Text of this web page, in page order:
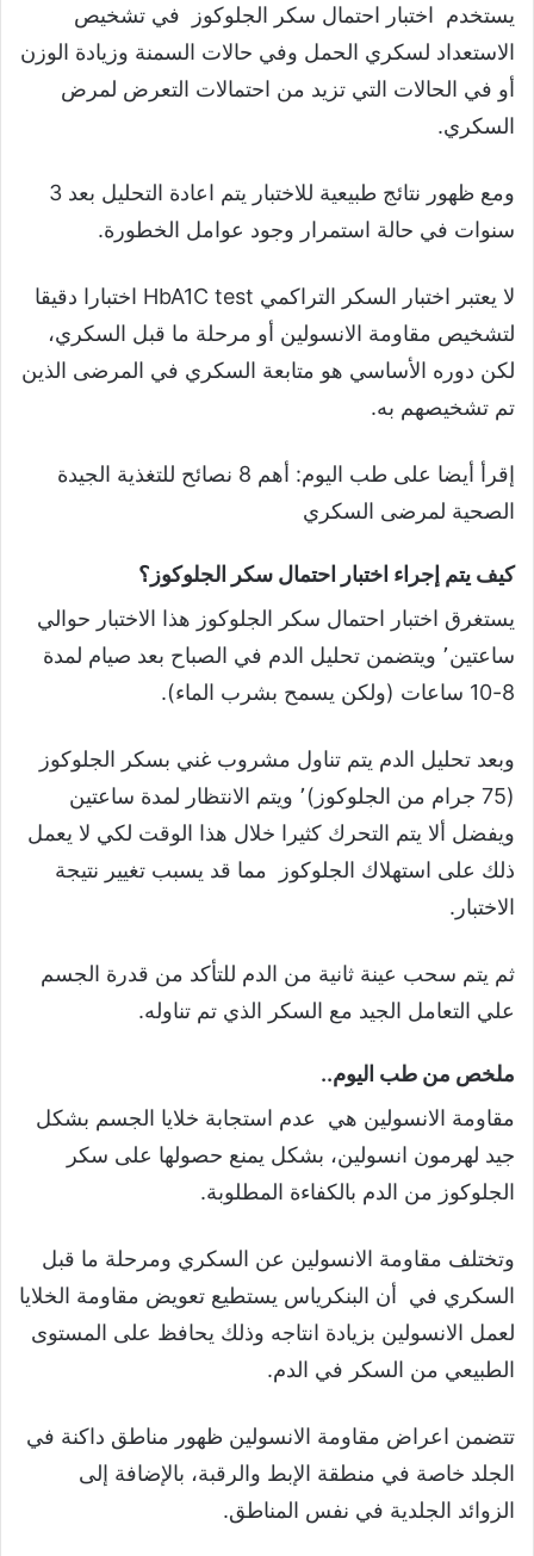
يستخدم اختبار احتمال سكر الجلوكوز في تشخيص
الاستعداد لسكري الحمل وفي حالات السمنة وزيادة الوزن
أو في الحالات التي تزيد من احتمالات التعرض لمرض
السكري.
ومع ظهور نتائج طبيعية للاختبار يتم اعادة التحليل بعد 3
سنوات في حالة استمرار وجود عوامل الخطورة.
لا يعتبر اختبار السكر التراكمي HbA1C test اختبارا دقيقا
لتشخيص مقاومة الانسولين أو مرحلة ما قبل السكري،
لكن دوره الأساسي هو متابعة السكري في المرضى الذين
تم تشخيصهم به.
إقرأ أيضا على طب اليوم: أهم 8 نصائح للتغذية الجيدة
الصحية لمرضى السكري
كيف يتم إجراء اختبار احتمال سكر الجلوكوز؟
يستغرق اختبار احتمال سكر الجلوكوز هذا الاختبار حوالي
ساعتين٬ ويتضمن تحليل الدم في الصباح بعد صيام لمدة
8-10 ساعات (ولكن يسمح بشرب الماء).
وبعد تحليل الدم يتم تناول مشروب غني بسكر الجلوكوز
(75 جرام من الجلوكوز)٬ ويتم الانتظار لمدة ساعتين
ويفضل ألا يتم التحرك كثيرا خلال هذا الوقت لكي لا يعمل
ذلك على استهلاك الجلوكوز مما قد يسبب تغيير نتيجة
الاختبار.
ثم يتم سحب عينة ثانية من الدم للتأكد من قدرة الجسم
علي التعامل الجيد مع السكر الذي تم تناوله.
ملخص من طب اليوم..
مقاومة الانسولين هي عدم استجابة خلايا الجسم بشكل
جيد لهرمون انسولين، بشكل يمنع حصولها على سكر
الجلوكوز من الدم بالكفاءة المطلوبة.
وتختلف مقاومة الانسولين عن السكري ومرحلة ما قبل
السكري في أن البنكرياس يستطيع تعويض مقاومة الخلايا
لعمل الانسولين بزيادة انتاجه وذلك يحافظ على المستوى
الطبيعي من السكر في الدم.
تتضمن اعراض مقاومة الانسولين ظهور مناطق داكنة في
الجلد خاصة في منطقة الإبط والرقبة، بالإضافة إلى
الزوائد الجلدية في نفس المناطق.